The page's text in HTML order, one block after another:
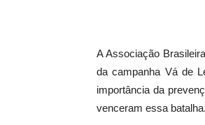
A Associação
da campanha Vá de
importância da
venceram essa batalha.